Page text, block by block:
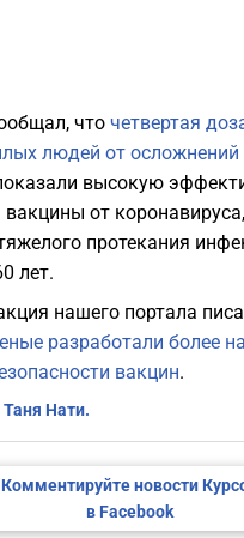
что четвертая
людей от осложнений
высокую
от
протекания
лет.
нашего портала
разработали более
вакцин.
Таня Нати.
Комментируйте новости
в Facebook